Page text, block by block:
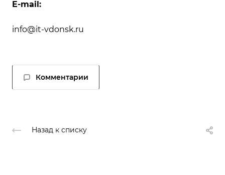
E-mail:
info@it-vdonsk.ru
Комментарии
Назад к списку